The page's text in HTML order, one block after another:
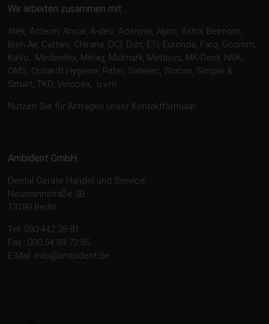
Wir arbeiten zusammen mit …
4tek, Acteon, Ancar, A-dec, Adenysy, Alpro, Astra, Belmont,
Bien Air, Cattani, Chirana, DCI, Dürr, ETI, Euronda, Faro, Gcomm,
KaVo, Medentex, Melag, Midmark, Metasys, MK-Dent, NSK,
OMS, Ophardt Hygiene, Ritter, Satelec, Scican, Simple &
Smart, TKD, Velopex, u.v.m
Nutzen Sie für Anfragen unser Kontaktformular.
Ambident GmbH
Dental Geräte Handel und Service
Neumannstraße 3B
13189 Berlin
Tel. 030 442 28 81
Fax.: 030 54 83 72 85
E-Mail: info@ambident.de